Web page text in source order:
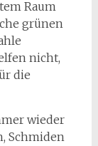
Raum
grünen
nicht,
die
wieder
Schmiden